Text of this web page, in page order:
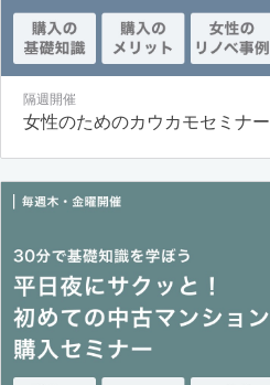
隔週開催
女性のためのカウカモセミナー